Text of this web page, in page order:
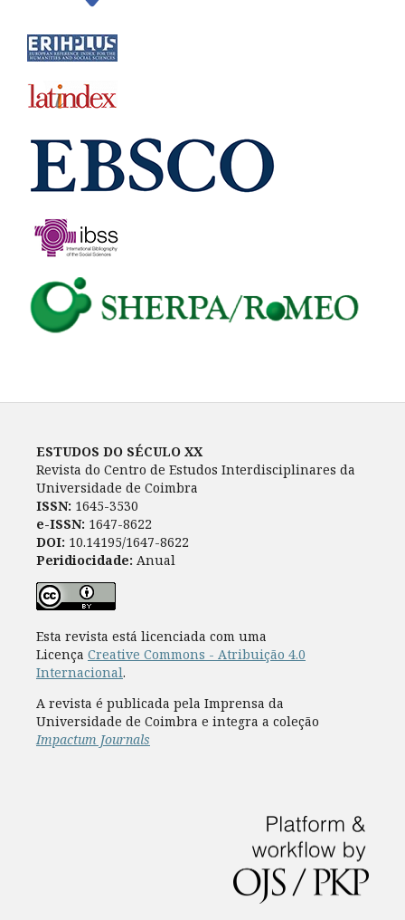
ESTUDOS DO SÉCULO XX
Revista do Centro de Estudos Interdisciplinares da
Universidade de Coimbra
ISSN: 1645-3530
e-ISSN: 1647-8622
DOI: 10.14195/1647-8622
Peridiocidade: Anual
Esta revista está licenciada com uma
Licença Creative Commons - Atribuição 4.0
Internacional.
A revista é publicada pela Imprensa da
Universidade de Coimbra e integra a coleção
Impactum Journals